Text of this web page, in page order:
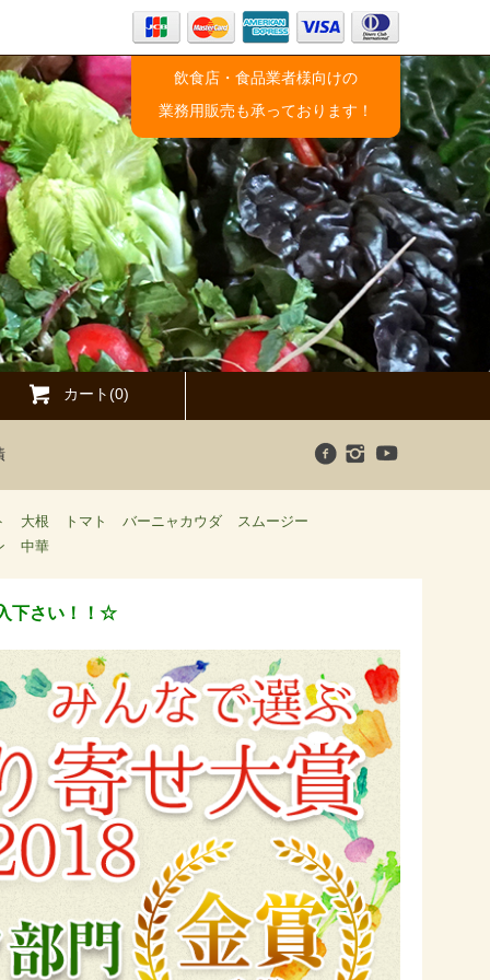
飲食店・食品業者様向けの
業務用販売も承っております！
カート(0)
大根 トマト バーニャカウダ
スムージー
中華
下さい！！☆